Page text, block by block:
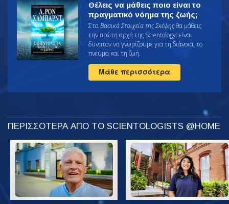
Θέλεις να μάθεις ποιο είναι το
πραγματικό νόημα της ζωής;
ΣταΒασικά Στοιχεία της Σκέψηςθα μάθεις
την πρώτη αρχή της Scientology: είναι
δυνατόν να γνωρίζουμε για τη διάνοια, το
πνεύμα και τη ζωή.
Μάθε περισσότερα
ΠΕΡΙΣΣΟΤΕΡΑ ΑΠΟ ΤΟ SCIENTOLOGISTS @HOME